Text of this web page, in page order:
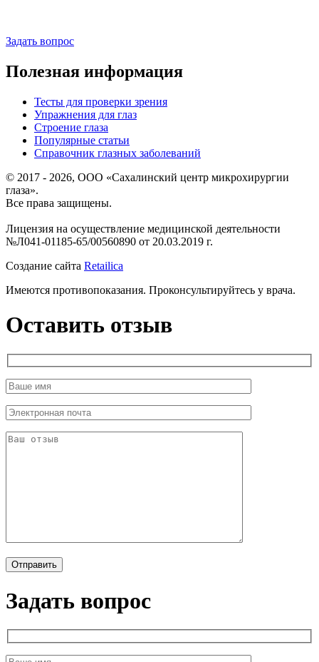
Задать вопрос
Полезная информация
Тесты для проверки зрения
Упражнения для глаз
Строение глаза
Популярные статьи
Справочник глазных заболеваний
© 2017 - 2026, ООО «Сахалинский центр микрохирургии
глаза».
Все права защищены.
Лицензия на осуществление медицинской деятельности
№Л041-01185-65/00560890 от 20.03.2019 г.
Создание сайта Retailica
Имеются противопоказания. Проконсультируйтесь у врача.
Оставить отзыв
Задать вопрос